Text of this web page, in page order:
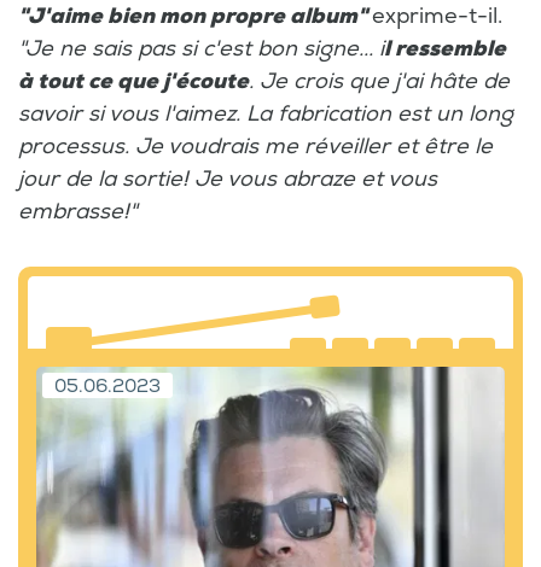
"J'aime bien mon propre album"exprime-t-il.
"Je ne sais pas si c'est bon signe... il ressemble
à tout ce que j'écoute. Je crois que j'ai hâte de
savoir si vous l'aimez. La fabrication est un long
processus. Je voudrais me réveiller et être le
jour de la sortie! Je vous abraze et vous
embrasse!"
05.06.2023